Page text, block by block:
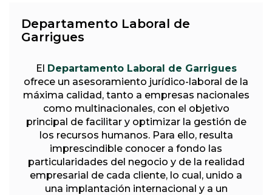
Departamento Laboral de
Garrigues
El Departamento Laboral de Garrigues
ofrece un asesoramiento jurídico-laboral de la
máxima calidad, tanto a empresas nacionales
como multinacionales, con el objetivo
principal de facilitar y optimizar la gestión de
los recursos humanos. Para ello, resulta
imprescindible conocer a fondo las
particularidades del negocio y de la realidad
empresarial de cada cliente, lo cual, unido a
una implantación internacional y a un